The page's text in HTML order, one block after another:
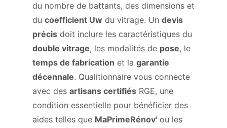
du nombre de battants, des dimensions et
du coefficient Uw du vitrage. Un devis
précis doit inclure les caractéristiques du
double vitrage, les modalités de pose, le
temps de fabrication et la garantie
décennale. Qualitionnaire vous connecte
avec des artisans certifiés RGE, une
condition essentielle pour bénéficier des
aides telles que MaPrimeRénov' ou les